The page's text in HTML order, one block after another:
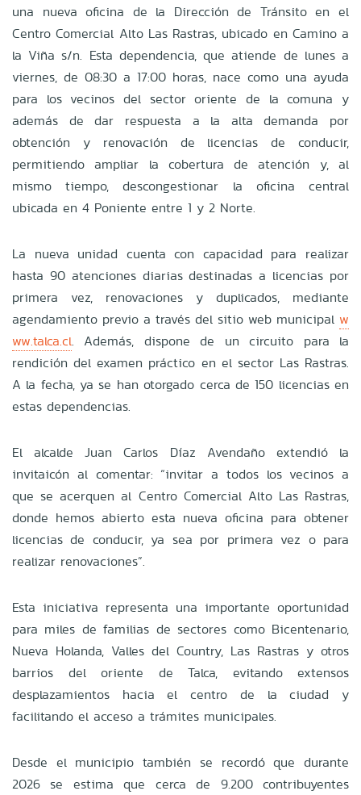
una nueva oficina de la Dirección de Tránsito en el
Centro Comercial Alto Las Rastras, ubicado en Camino a
la Viña s/n. Esta dependencia, que atiende de lunes a
viernes, de 08:30 a 17:00 horas, nace como una ayuda
para los vecinos del sector oriente de la comuna y
además de dar respuesta a la alta demanda por
obtención y renovación de licencias de conducir,
permitiendo ampliar la cobertura de atención y, al
mismo tiempo, descongestionar la oficina central
ubicada en 4 Poniente entre 1 y 2 Norte.
La nueva unidad cuenta con capacidad para realizar
hasta 90 atenciones diarias destinadas a licencias por
primera vez, renovaciones y duplicados, mediante
agendamiento previo a través del sitio web municipal w
ww.talca.cl. Además, dispone de un circuito para la
rendición del examen práctico en el sector Las Rastras.
A la fecha, ya se han otorgado cerca de 150 licencias en
estas dependencias.
El alcalde Juan Carlos Díaz Avendaño extendió la
invitaicón al comentar: “invitar a todos los vecinos a
que se acerquen al Centro Comercial Alto Las Rastras,
donde hemos abierto esta nueva oficina para obtener
licencias de conducir, ya sea por primera vez o para
realizar renovaciones”.
Esta iniciativa representa una importante oportunidad
para miles de familias de sectores como Bicentenario,
Nueva Holanda, Valles del Country, Las Rastras y otros
barrios del oriente de Talca, evitando extensos
desplazamientos hacia el centro de la ciudad y
facilitando el acceso a trámites municipales.
Desde el municipio también se recordó que durante
2026 se estima que cerca de 9.200 contribuyentes